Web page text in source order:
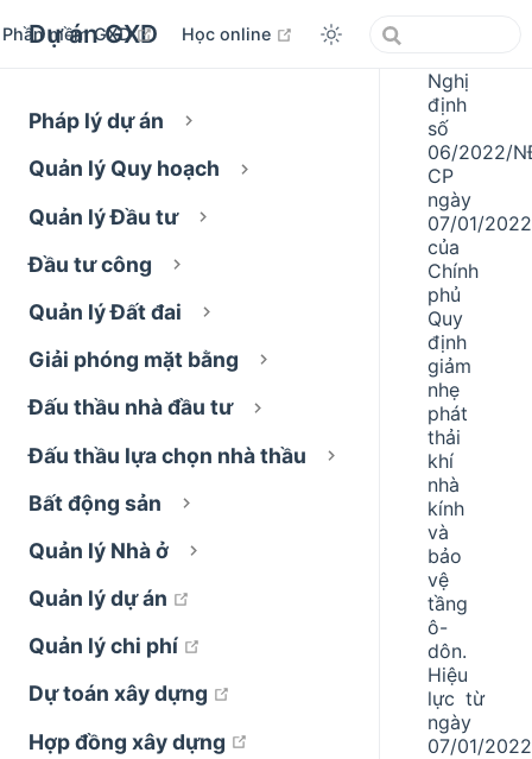
Dự án GXD
Phần mềm GXD open in new window
Học online open in new window
Pháp lý dự án
Quản lý Quy hoạch
Quản lý Đầu tư
Đầu tư công
Quản lý Đất đai
Giải phóng mặt bằng
Đấu thầu nhà đầu tư
Đấu thầu lựa chọn nhà thầu
Bất động sản
Quản lý Nhà ở
Quản lý dự án
Quản lý chi phí
Dự toán xây dựng
open in new window
Hợp đồng xây dựng
open in new window
Nghị
định
số
06/2022/
CP
ngày
07/01/2022
của
Chính
phủ
Quy
định
giảm
nhẹ
phát
thải
khí
nhà
kính
và
bảo
vệ
tầng
ô-
dôn.
Hiệu
lực từ
ngày
07/01/